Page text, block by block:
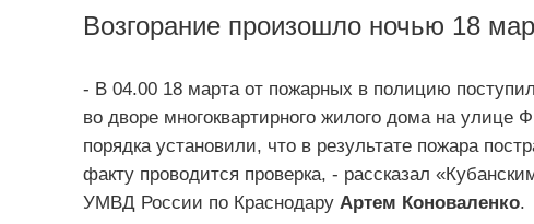
Возгорание произошло ночью 18
- В 04.00 18 марта от пожарных в полицию
во дворе многоквартирного жилого дома на улице
порядка установили, что в результате пожара
факту проводится проверка, - рассказал
УМВД России по Краснодару Артем Коноваленко.